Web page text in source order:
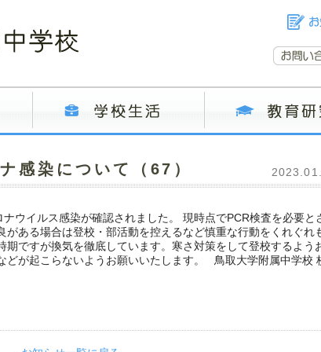
感染について（67）
ウイルス感染が確認されました。 現時点でPCR検査を必要と
ある場合は登校・部活動を控えるなど慎重な行動をくれぐれ
期ですが換気を徹底しています。寒さ対策をして登校するよう
どが起こらないようお願いいたします。 鳥取大学附属中学校